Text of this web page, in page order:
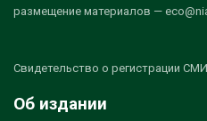
размещение материалов —
Свидетельство о регистрации
Об издании